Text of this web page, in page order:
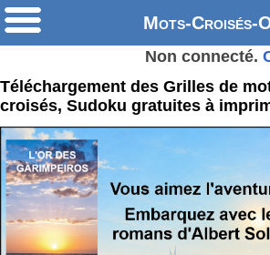
Mots-Croisés-
Non connecté.
Téléchargement des Grilles de
croisés, Sudoku gratuites à